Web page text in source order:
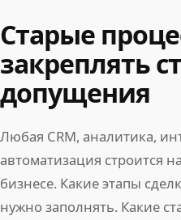
Старые
закреплять
допущения
Любая CRM, аналитика,
автоматизация строится
бизнесе. Какие этапы
нужно заполнять. Какие